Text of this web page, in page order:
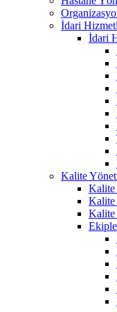
İdari
İdari
Kalite
Kalite
Kalite
Kalite